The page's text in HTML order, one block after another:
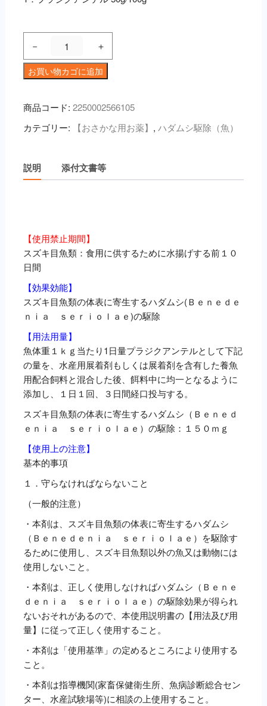
－
産
用
ク
袋
個
＋
お買い物カゴに追加
商品コード: 2250002566105
カテゴリー:
【おさかな用お薬】 , ハダムシ駆除（魚）
説明 添付文書等
【使用禁止期間】
スズキ目魚類：食用に供するために水揚げする前１０
日間
【効果効能】
スズキ目魚類の体表に寄生するハダムシ(Ｂｅｎｅｄｅ
ｎｉａ ｓｅｒｉｏｌａｅ)の駆除
【用法用量】
魚体重１ｋｇ当たり1日量プラジクアンテルとして下記
の量を、水産用展着剤もしくは展着剤を含有した養魚
用配合飼料と混合した後、餌料中に均一となるように
添加し、１日１回、３日間経口投与する。
スズキ目魚類の体表に寄生するハダムシ（Ｂｅｎｅｄ
ｅｎｉａ ｓｅｒｉｏｌａｅ）の駆除：１５０ｍｇ
【使用上の注意】
基本的事項
１．守らなければならないこと
（一般的注意）
・本剤は、スズキ目魚類の体表に寄生するハダムシ
（Ｂｅｎｅｄｅｎｉａ ｓｅｒｉｏｌａｅ）を駆除す
るために使用し、スズキ目魚類以外の魚又は動物には
使用しないこと。
・本剤は、正しく使用しなければハダムシ（Ｂｅｎｅ
ｄｅｎｉａ ｓｅｒｉｏｌａｅ）の駆除効果が得られ
ないおそれがあるので、本使用説明書の【用法及び用
量】に従って正しく使用すること。
・本剤は「使用基準」の定めるところにより使用する
こと。
・本剤は指導機関(家畜保健衛生所、魚病診断総合セン
ター、水産試験場等)に相談の上使用すること。